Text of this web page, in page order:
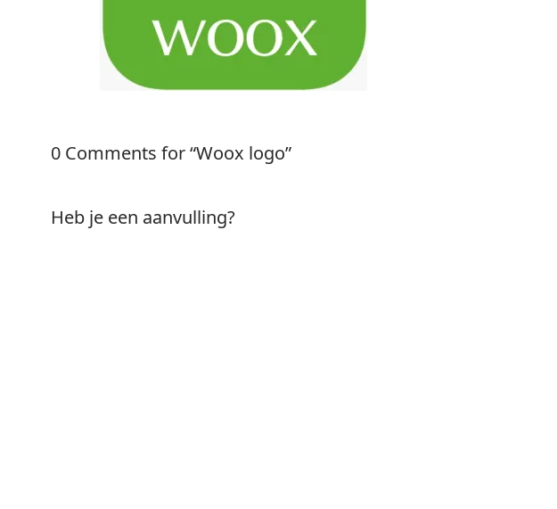
0 Comments for “Woox logo”
Heb je een aanvulling?